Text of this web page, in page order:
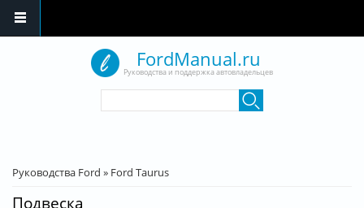
FordManual.ru
Руководства и поддержка автовладельцев
Вы здесь
Руководства Ford » Ford Taurus
Подвеска